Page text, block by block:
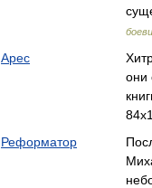
Арес
они
Реформатор